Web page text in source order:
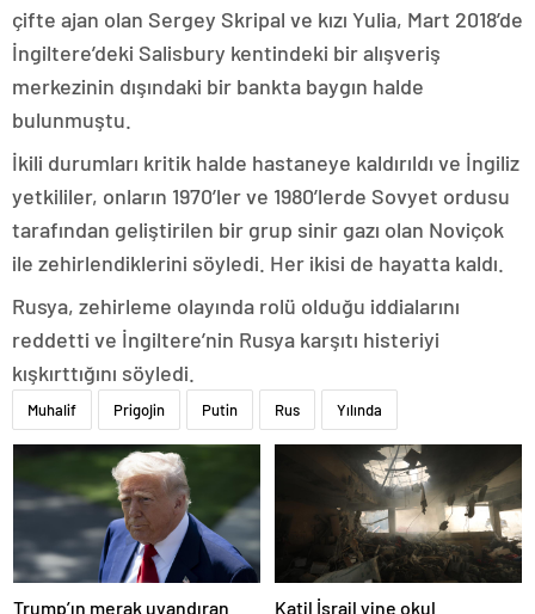
çifte ajan olan Sergey Skripal ve kızı Yulia, Mart 2018’de
İngiltere’deki Salisbury kentindeki bir alışveriş
merkezinin dışındaki bir bankta baygın halde
bulunmuştu.
İkili durumları kritik halde hastaneye kaldırıldı ve İngiliz
yetkililer, onların 1970’ler ve 1980’lerde Sovyet ordusu
tarafından geliştirilen bir grup sinir gazı olan Noviçok
ile zehirlendiklerini söyledi. Her ikisi de hayatta kaldı.
Rusya, zehirleme olayında rolü olduğu iddialarını
reddetti ve İngiltere’nin Rusya karşıtı histeriyi
kışkırttığını söyledi.
Muhalif Prigojin Putin Rus Yılında
Trump’ın merak uyandıran
Katil İsrail yine okul